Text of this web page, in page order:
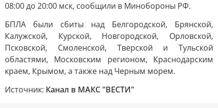
08:00 до 20:00 мск, сообщили в Минобороны РФ.
БПЛА были сбиты над Белгородской, Брянской,
Калужской, Курской, Новгородской, Орловской,
Псковской, Смоленской, Тверской и Тульской
областями, Московским регионом, Краснодарским
краем, Крымом, а также над Черным морем.
Источник: Канал в МАКС "ВЕСТИ"